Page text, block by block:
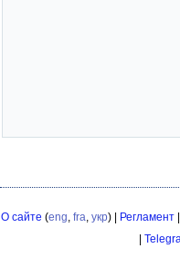
О сайте (eng, fra, укр) | Регламент|